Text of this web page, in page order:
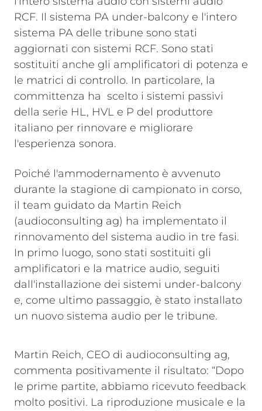
RCF. Il sistema PA under-balcony e l'intero
sistema PA delle tribune sono stati
aggiornati con sistemi RCF. Sono stati
sostituiti anche gli amplificatori di potenza e
le matrici di controllo. In particolare, la
committenza ha scelto i sistemi passivi
della serie HL, HVL e P del produttore
italiano per rinnovare e migliorare
l'esperienza sonora.
Poiché l'ammodernamento è avvenuto
durante la stagione di campionato in corso,
il team guidato da Martin Reich
(audioconsulting ag) ha implementato il
rinnovamento del sistema audio in tre fasi.
In primo luogo, sono stati sostituiti gli
amplificatori e la matrice audio, seguiti
dall'installazione dei sistemi under-balcony
e, come ultimo passaggio, è stato installato
un nuovo sistema audio per le tribune.
Martin Reich, CEO di audioconsulting ag,
commenta positivamente il risultato: “Dopo
le prime partite, abbiamo ricevuto feedback
molto positivi. La riproduzione musicale e la